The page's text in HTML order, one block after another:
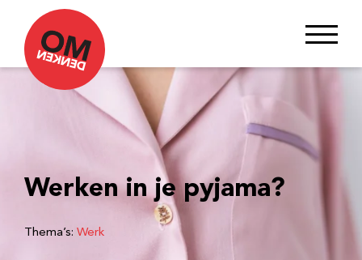
Werken in je pyjama?
Thema’s: Werk